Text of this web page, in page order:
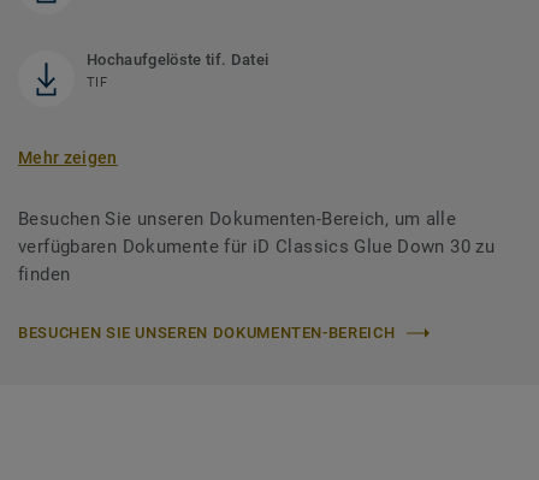
Hochaufgelöste tif. Datei
TIF
Mehr zeigen
Besuchen Sie unseren Dokumenten-Bereich, um alle
verfügbaren Dokumente für iD Classics Glue Down 30 zu
finden
BESUCHEN SIE UNSEREN DOKUMENTEN-BEREICH